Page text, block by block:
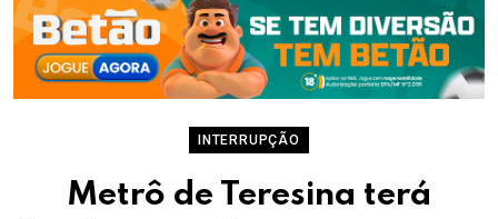
INTERRUPÇÃO
Metrô de Teresina terá